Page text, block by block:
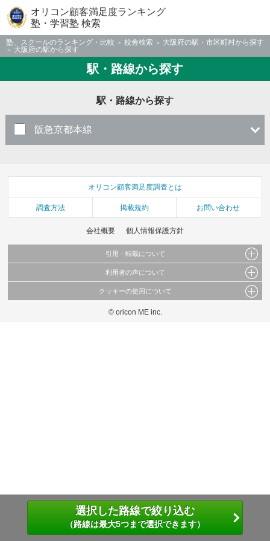
オリコン顧客満足度ランキング
塾・学習塾 検索
塾、スクールのランキング・比較 校舎検索
大阪府の駅・市区町村から探す
大阪府の駅から探す
駅・路線から探す
駅・路線から探す
阪急京都本線
選択した路線で絞り込む
（路線は最大5つまで選択できます）
オリコン顧客満足度調査とは
調査方法 掲載規約 お問い合わせ
会社概要 個人情報保護方針
引用・転載について
当サイトで公開されている情報（文字、写真、イラスト、画像データ等）及びこれらの配
これらの情報を権利者の許可なく無断転載・複製などの二次利用を行うことは固く禁じて
利用者の声について
当サイトに掲載している内容はすべてサービスの利用者が提出された見解・感想です。
弊社の見解・ 意見ではないことをご理解いただいた上でご覧ください。
クッキーの使用について
このサイトでは Cookie を使用して、ユーザーに合わせたコンテンツや広告の表示、ソー
© oricon ME inc.